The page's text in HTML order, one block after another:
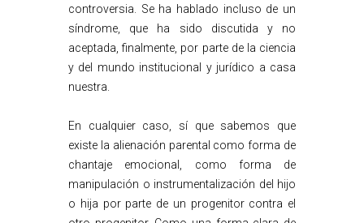
controversia. Se ha hablado incluso de un
síndrome, que ha sido discutida y no
aceptada, finalmente, por parte de la ciencia
y del mundo institucional y jurídico a casa
nuestra.
En cualquier caso, sí que sabemos que
existe la alienación parental como forma de
chantaje emocional, como forma de
manipulación o instrumentalización del hijo
o hija por parte de un progenitor contra el